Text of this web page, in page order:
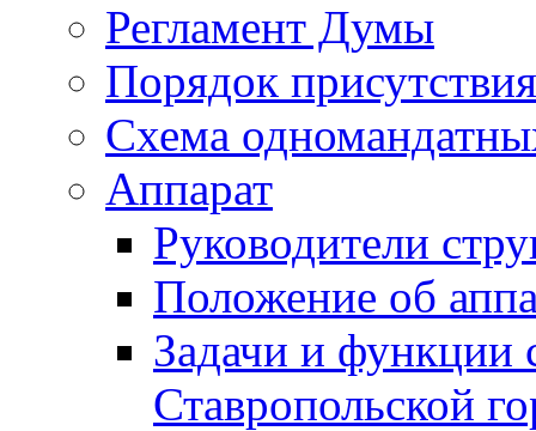
Регламент Думы
Порядок
Схема
Аппарат
Руководители
Положение об
Задачи и функции
Ставропольской